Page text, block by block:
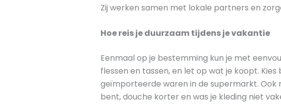
Zij werken samen met lokale partners en
Hoe reis je duurzaam tijdens je vakantie
Eenmaal op je bestemming kun je met
flessen en tassen, en let op wat je koopt.
geïmporteerde waren in de supermarkt. Ook
bent, douche korter en was je kleding niet